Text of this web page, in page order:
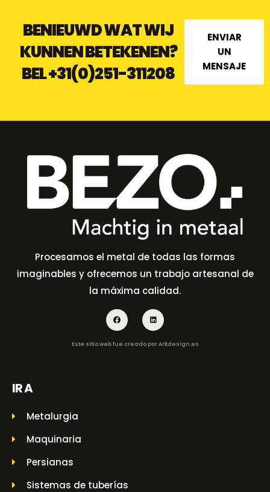
BENIEUWD WAT WIJ
KUNNEN BETEKENEN?
BEL+31(0)251-311208
ENVIAR
UN
MENSAJE
Procesamos el metal de todas las formas
imaginables y ofrecemos un trabajo artesanal de
la máxima calidad.
Este sitio web fue creado porArkdesign.es
IR A
Metalurgia
Maquinaria
Persianas
Sistemas de tuberías